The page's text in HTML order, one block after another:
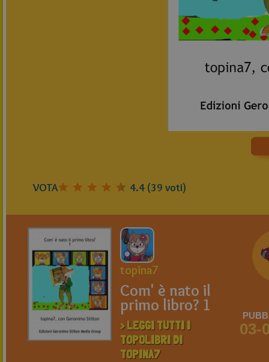
VOTA 4.4 (39 voti)
topina7
Com' è nato il
primo libro? 1
> LEGGI TUTTI I
TOPOLIBRI DI
TOPINA7
03-